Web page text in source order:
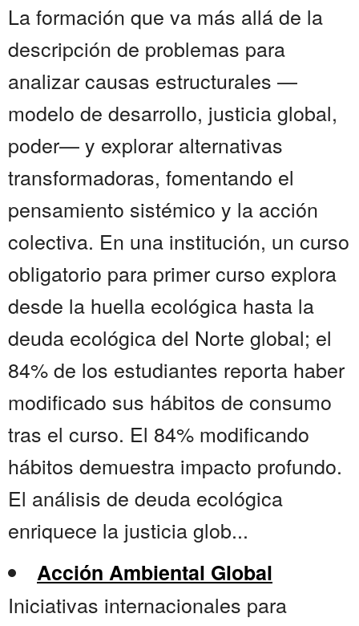
La formación que va más allá de la
descripción de problemas para
analizar causas estructurales —
modelo de desarrollo, justicia global,
poder— y explorar alternativas
transformadoras, fomentando el
pensamiento sistémico y la acción
colectiva. En una institución, un curso
obligatorio para primer curso explora
desde la huella ecológica hasta la
deuda ecológica del Norte global; el
84% de los estudiantes reporta haber
modificado sus hábitos de consumo
tras el curso. El 84% modificando
hábitos demuestra impacto profundo.
El análisis de deuda ecológica
enriquece la justicia glob...
Acción Ambiental Global
Iniciativas internacionales para